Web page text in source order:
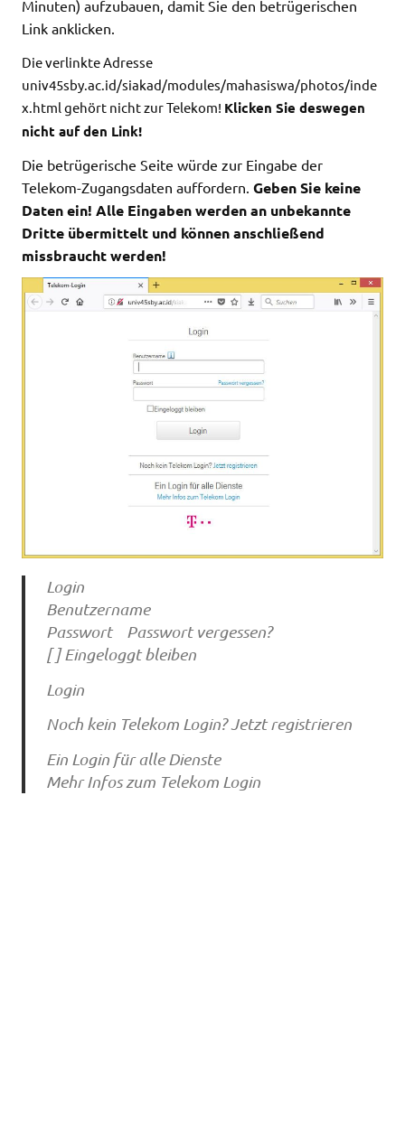
Minuten) aufzubauen, damit Sie den betrügerischen
Link anklicken.
Die verlinkte Adresse
univ45sby.ac.id/siakad/modules/mahasiswa/photos/inde
x.html gehört nicht zur Telekom! Klicken Sie deswegen
nicht auf den Link!
Die betrügerische Seite würde zur Eingabe der
Telekom-Zugangsdaten auffordern. Geben Sie keine
Daten ein! Alle Eingaben werden an unbekannte
Dritte übermittelt und können anschließend
missbraucht werden!
Login
Benutzername
Passwort Passwort vergessen?
[ ] Eingeloggt bleiben
Login
Noch kein Telekom Login? Jetzt registrieren
Ein Login für alle Dienste
Mehr Infos zum Telekom Login